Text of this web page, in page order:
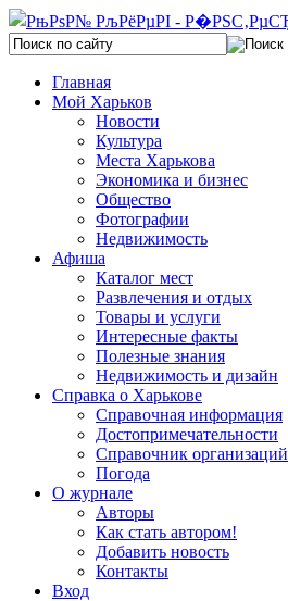
Главная
Мой Харьков
Новости
Культура
Места Харькова
Экономика и бизнес
Общество
Фотографии
Недвижимость
Афиша
Каталог мест
Развлечения и отдых
Товары и услуги
Интересные факты
Полезные знания
Недвижимость и дизайн
Справка о Харькове
Справочная информация
Достопримечательности
Справочник организаций
Погода
О журнале
Авторы
Как стать автором!
Добавить новость
Контакты
Вход